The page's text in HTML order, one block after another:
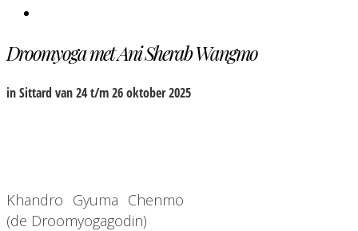
Droomyoga metAni Sherab Wangmo
in Sittard van 24 t/m 26 oktober 2025
Khandro Gyuma Chenmo
(de Droomyogagodin)